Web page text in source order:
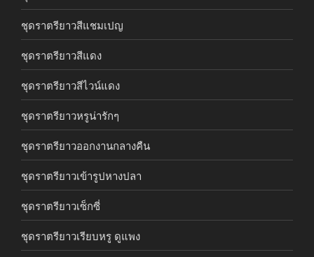
ชุดราตรียาวสีแชมเปญ
ชุดราตรียาวสีแดง
ชุดราตรียาวสีไวน์แดง
ชุดราตรียาวหรูน่ารักๆ
ชุดราตรียาวออกงานกลางคืน
ชุดราตรียาวเข้ารูปหางปลา
ชุดราตรียาวเซ็กซี่
ชุดราตรียาวเรียบหรู ดูแพง